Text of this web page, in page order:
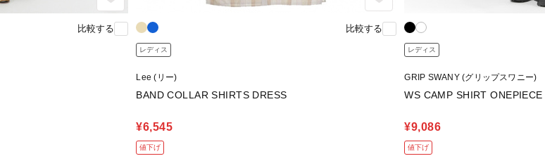
比較する 比較する
レディス
Lee (リー)
BAND COLLAR SHIRTS DRESS
¥6,545
値下げ
レディス
GRIP SWANY (グリップスワニー)
WS CAMP SHIRT ONEPIECE
¥9,086
値下げ